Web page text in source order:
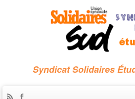
Syndicat Solidaires